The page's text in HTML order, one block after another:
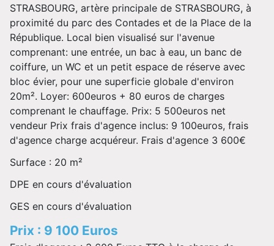
STRASBOURG, artère principale de STRASBOURG, à
proximité du parc des Contades et de la Place de la
République. Local bien visualisé sur l'avenue
comprenant: une entrée, un bac à eau, un banc de
coiffure, un WC et un petit espace de réserve avec
bloc évier, pour une superficie globale d'environ
20m². Loyer: 600euros + 80 euros de charges
comprenant le chauffage. Prix: 5 500euros net
vendeur Prix frais d'agence inclus: 9 100euros, frais
d'agence charge acquéreur. Frais d'agence 3 600€
Surface : 20 m²
DPE en cours d'évaluation
GES en cours d'évaluation
Prix : 9 100 Euros